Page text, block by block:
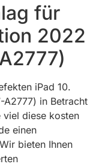
für
2022
iPad 10.
in Betracht
viel diese kosten
einen
bieten Ihnen